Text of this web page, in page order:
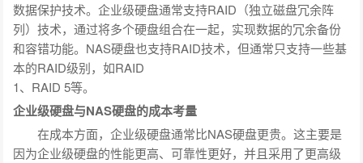
数据保护技术。企业级硬盘通常支持RAID（独立磁盘冗余阵
列）技术，通过将多个硬盘组合在一起，实现数据的冗余备份
和容错功能。NAS硬盘也支持RAID技术，但通常只支持一些基
本的RAID级别，如RAID
1、RAID 5等。
企业级硬盘与NAS硬盘的成本考量
在成本方面，企业级硬盘通常比NAS硬盘更贵。这主要是
因为企业级硬盘的性能更高、可靠性更好，并且采用了更高级